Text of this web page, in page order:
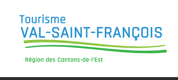
content